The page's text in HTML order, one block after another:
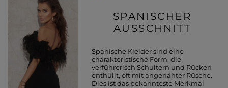
SPANISCHER
AUSSCHNITT
Spanische Kleider sind eine
charakteristische Form, die
verführerisch Schultern und Rücken
enthüllt, oft mit angenähter Rüsche.
Dies ist das bekannteste Merkmal